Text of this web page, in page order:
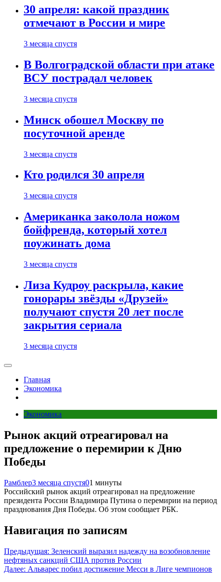
30 апреля: какой праздник
отмечают в России и мире
3 месяца спустя
В Волгоградской области при атаке
ВСУ пострадал человек
3 месяца спустя
Минск обошел Москву по
посуточной аренде
3 месяца спустя
Кто родился 30 апреля
3 месяца спустя
Американка заколола ножом
бойфренда, который хотел
поужинать дома
3 месяца спустя
Лиза Кудроу раскрыла, какие
гонорары звёзды «Друзей»
получают спустя 20 лет после
закрытия сериала
3 месяца спустя
Главная
Экономика
Экономика
Рынок акций отреагировал на
предложение о перемирии к Дню
Победы
Рамблер3 месяца спустя01 минуты
Российский рынок акций отреагировал на предложение
президента России Владимира Путина о перемирии на период
празднования Дня Победы. Об этом сообщает РБК.
Навигация по записям
Предыдущая: Зеленский выразил надежду на возобновление
нефтяных санкций США против России
Далее: Альварес побил достижение Месси в Лиге чемпионов